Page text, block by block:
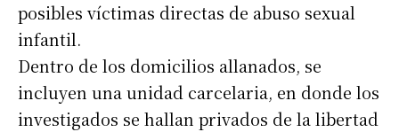
Suscribirme gratis
Dirección de correo electrónico*
posibles víctimas directas de abuso sexual
infantil.
Dentro de los domicilios allanados, se
incluyen una unidad carcelaria, en donde los
investigados se hallan privados de la libertad